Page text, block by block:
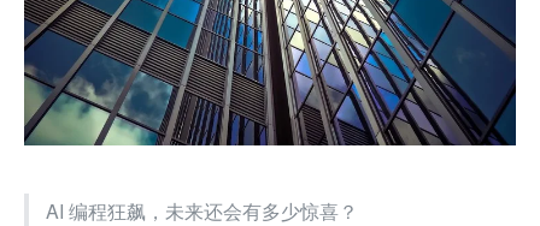
AI 编程狂飙，未来还会有多少惊喜？